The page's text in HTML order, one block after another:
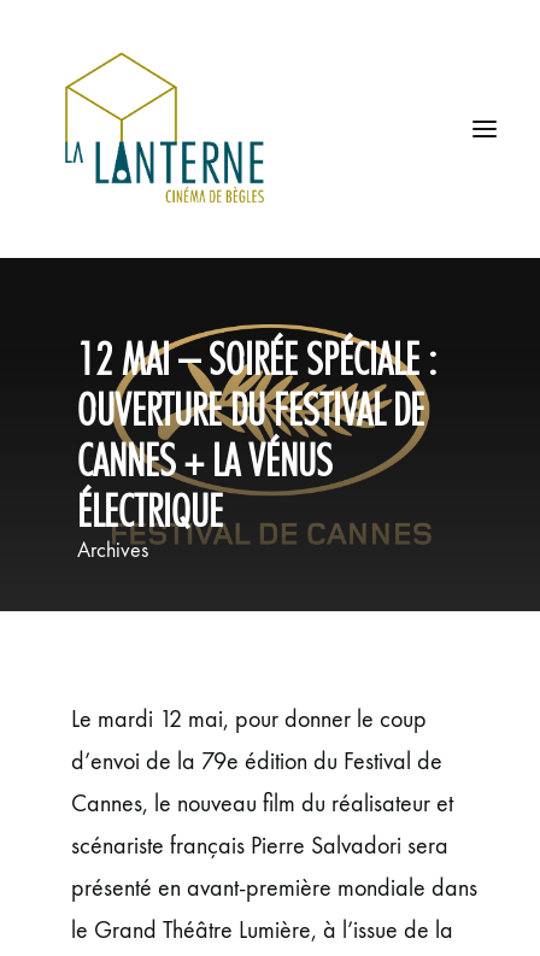
LES HORAIRES
À L’AFFICHE
PROCHAINEMENT
ÉVÉNEMENTS
12 MAI – SOIRÉE SPÉCIALE :
OUVERTURE DU FESTIVAL DE
CANNES + LA VÉNUS
ÉLECTRIQUE
Archives
Le mardi 12 mai, pour donner le coup
d’envoi de la 79e édition du Festival de
Cannes, le nouveau film du réalisateur et
scénariste français Pierre Salvadori sera
présenté en avant-première mondiale dans
le Grand Théâtre Lumière, à l’issue de la